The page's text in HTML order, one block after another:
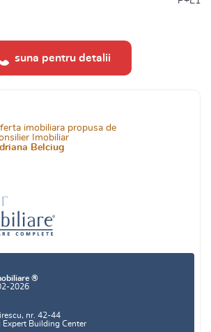
suna pentru detalii
imobiliara propusa de
Imobiliar
Belciug
®
2026
nr. 42-44
Expert Building Center